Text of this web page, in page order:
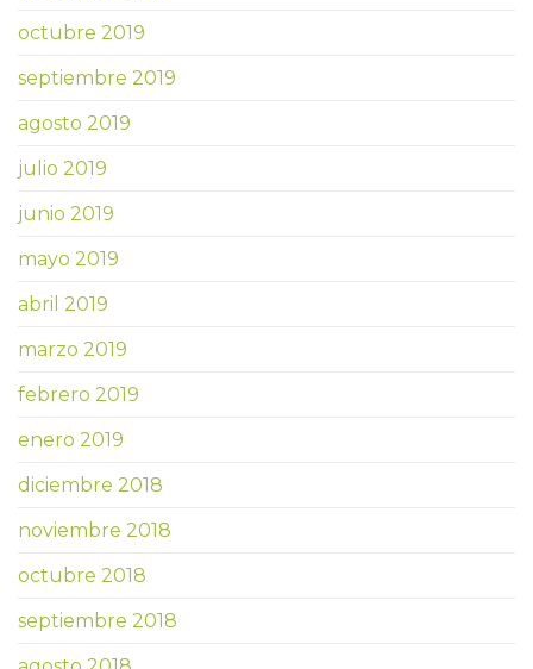
octubre 2019
septiembre 2019
agosto 2019
julio 2019
junio 2019
mayo 2019
abril 2019
marzo 2019
febrero 2019
enero 2019
diciembre 2018
noviembre 2018
octubre 2018
septiembre 2018